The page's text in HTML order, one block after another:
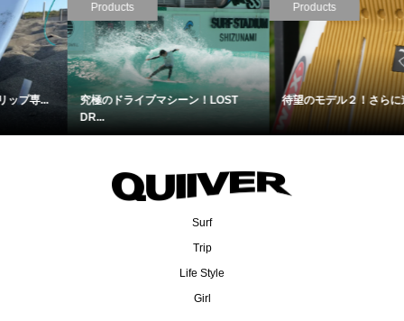
Products
待望のモデル２！さらに進化したL...
Products
2人のワールドチャンピオンが開発...
Surf
Trip
Life Style
Girl